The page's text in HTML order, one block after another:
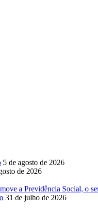
5 de agosto de 2026
de 2026
a Previdência Social, o
31 de julho de 2026